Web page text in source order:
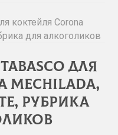
коктейля Corona
для алкоголиков
для
Mechilada,
рубрика